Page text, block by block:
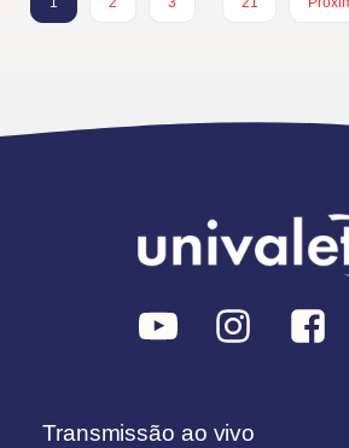
Transmissão ao vivo